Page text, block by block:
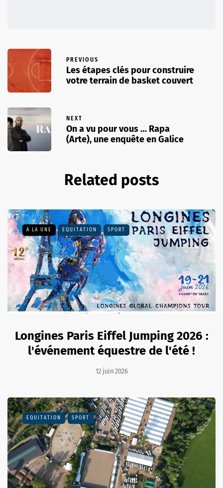
PREVIOUS
Les étapes clés pour construire
votre terrain de basket couvert
NEXT
On a vu pour vous … Rapa
(Arte), une enquête en Galice
Related posts
A LA UNE EQUITATION SPORT
Longines Paris Eiffel Jumping 2026 :
l'événement équestre de l'été !
12 juin 2026
EQUITATION SPORT